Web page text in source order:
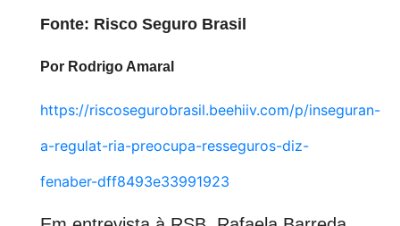
Fonte: Risco Seguro Brasil
Por Rodrigo Amaral
https://riscosegurobrasil.beehiiv.com/p/inseguran-
a-regulat-ria-preocupa-resseguros-diz-
fenaber-dff8493e33991923